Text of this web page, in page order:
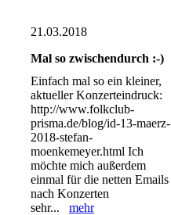
21.03.2018
Mal so zwischendurch :-)
Einfach mal so ein kleiner,
aktueller Konzerteindruck:
http://www.folkclub-
prisma.de/blog/id-13-maerz-
2018-stefan-
moenkemeyer.html Ich
möchte mich außerdem
einmal für die netten Emails
nach Konzerten
sehr... mehr